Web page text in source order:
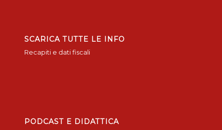
SCARICA TUTTE LE INFO
Recapiti e dati fiscali
PODCAST E DIDATTICA